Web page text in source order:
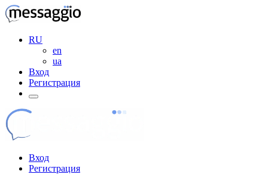
RU
en
ua
Вход
Регистрация
Вход
Регистрация